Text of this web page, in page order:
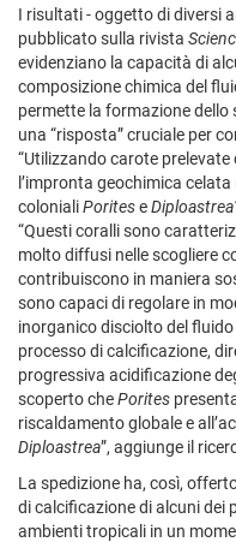
I risultati - oggetto di diversi
pubblicato sulla rivista
evidenziano la capacità di
composizione chimica del
permette la formazione
una “risposta” cruciale per
“Utilizzando carote
l’impronta geochimica
colonialiPoritese
“Questi coralli sono
molto diffusi nelle scogliere
contribuiscono in maniera
sono capaci di regolare in
inorganico disciolto del
processo di calcificazione,
progressiva acidificazione
scoperto chePorites
riscaldamento globale e
Diploastrea”, aggiunge il
La spedizione ha, così,
di calcificazione di alcuni
ambienti tropicali in un